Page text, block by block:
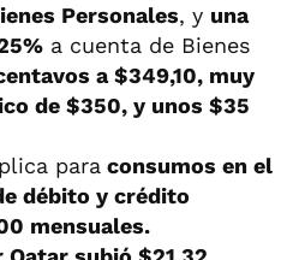
Personales, y una
a cuenta de Bienes
a $349,10, muy
de $350, y unos $35
para consumos en el
débito y crédito
mensuales.